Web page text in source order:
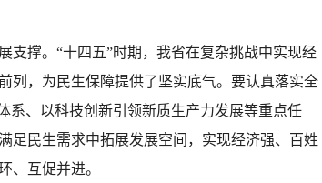
支撑。“十四五”时期，我省在复杂挑战中实现经
列，为民生保障提供了坚实底气。要认真落实全
系、以科技创新引领新质生产力发展等重点任
足民生需求中拓展发展空间，实现经济强、百姓
、互促并进。